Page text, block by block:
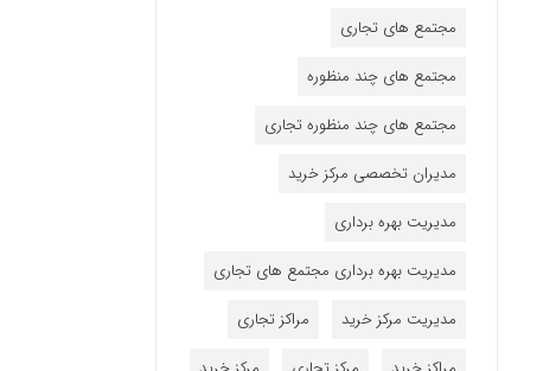
مجتمع های تجاری
مجتمع های چند منظوره
مجتمع های چند منظوره تجاری
مدیران تخصصی مرکز خرید
مدیریت بهره برداری
مدیریت بهره برداری مجتمع های تجاری
مدیریت مرکز خرید
مراکز تجاری